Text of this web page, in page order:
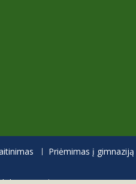
Priėmimas į gimnaziją